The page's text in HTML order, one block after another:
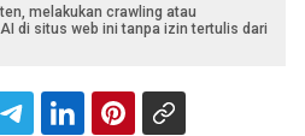
melakukan crawling atau
di situs web ini tanpa izin tertulis dari